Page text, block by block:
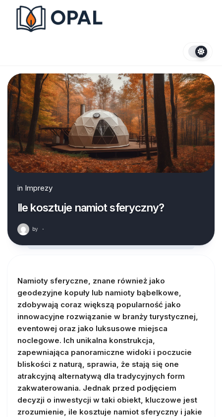
content
in Imprezy
Ile kosztuje namiot sferyczny?
by ·
Namioty sferyczne, znane również jako
geodezyjne kopuły lub namioty bąbelkowe,
zdobywają coraz większą popularność jako
innowacyjne rozwiązanie w branży turystycznej,
eventowej oraz jako luksusowe miejsca
noclegowe. Ich unikalna konstrukcja,
zapewniająca panoramiczne widoki i poczucie
bliskości z naturą, sprawia, że stają się one
atrakcyjną alternatywą dla tradycyjnych form
zakwaterowania. Jednak przed podjęciem
decyzji o inwestycji w taki obiekt, kluczowe jest
zrozumienie, ile kosztuje namiot sferyczny i jakie